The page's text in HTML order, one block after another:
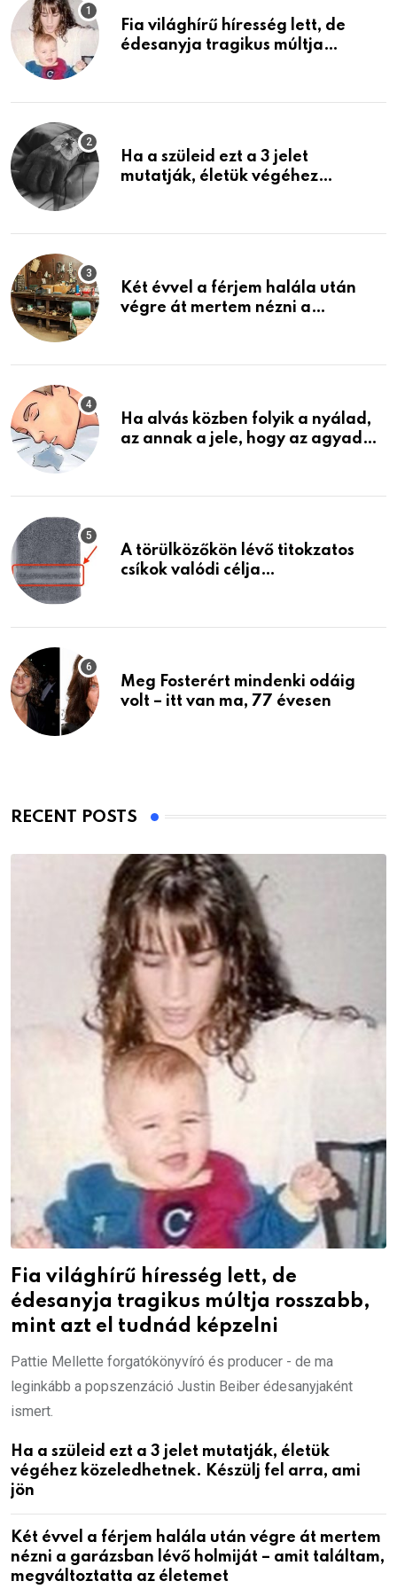
Fia világhírű híresség lett, de
édesanyja tragikus múltja
Ha a szüleid ezt a 3 jelet
mutatják, életük végéhez
Két évvel a férjem halála után
végre át mertem nézni a
életemet
Ha alvás közben folyik a nyálad,
az annak a jele, hogy az agyad…
A törülközőkön lévő titokzatos
csíkok valódi célja…
Meg Fosterért mindenki odáig
volt – itt van ma, 77 évesen
RECENT POSTS
Fia világhírű híresség lett, de
édesanyja tragikus múltja rosszabb,
mint azt el tudnád képzelni
Pattie Mellette forgatókönyvíró és producer - de ma
leginkább a popszenzáció Justin Beiber édesanyjaként
ismert.
Ha a szüleid ezt a 3 jelet mutatják, életük
végéhez közeledhetnek. Készülj fel arra, ami
jön
Két évvel a férjem halála után végre át mertem
nézni a garázsban lévő holmiját – amit találtam,
megváltoztatta az életemet